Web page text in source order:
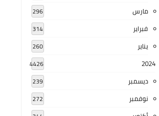
مارس 296
فبراير 314
يناير 260
2024
4426
ديسمبر 239
نوفمبر 272